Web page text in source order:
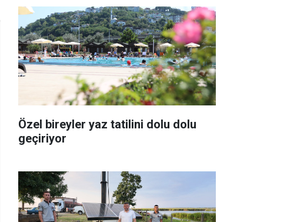
Özel bireyler yaz tatilini dolu dolu
geçiriyor